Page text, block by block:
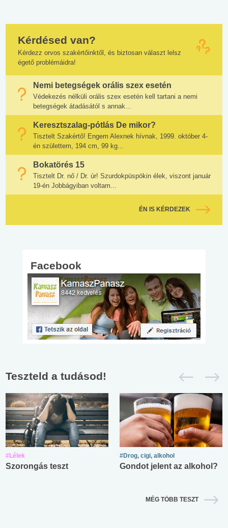
Kérdésed van?
Kérdezz orvos szakértőinktől, és biztosan választ lelsz
égető problémáidra!
Nemi betegségek orális szex esetén
Védekezés nélküli orális szex esetén kell tartani a nemi
betegségek átadásától s annak...
Keresztszalag-pótlás De mikor?
Tisztelt Szakértő! Engem Alexnek hívnak, 1999. október 4-
én születtem, 194 cm, 99 kg...
Bokatörés 15
Tisztelt Dr. nő / Dr. úr! Szurdokpüspökin élek, viszont január
19-én Jobbágyiban voltam...
ÉN IS KÉRDEZEK
Facebook
Teszteld a tudásod!
#Lélek
Szorongás teszt
#Drog, cigi, alkohol
Gondot jelent az alkohol?
MÉG TÖBB TESZT